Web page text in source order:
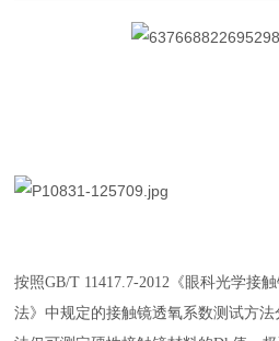
按照GB/T 11417.7-2012《眼科光学接
法》中规定的接触镜透氧系数测试方